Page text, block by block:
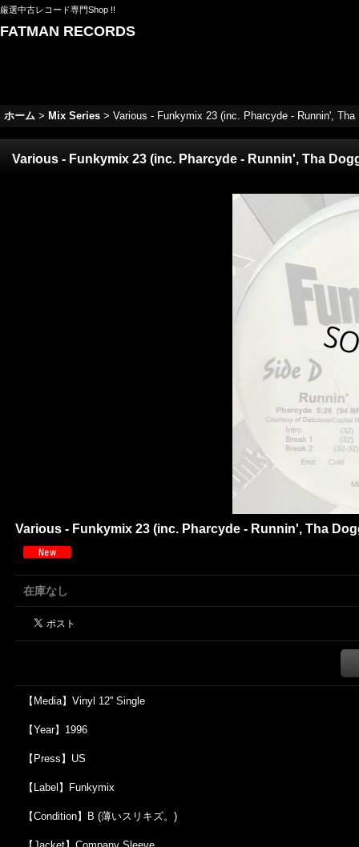
厳選中古レコード専門Shop !!
FATMAN RECORDS
ホーム > Mix Series > Various - Funkymix 23 (inc. Pharcyde - Runnin',
Various - Funkymix 23 (inc. Pharcyde - Runnin', Tha
Various - Funkymix 23 (inc. Pharcyde - Runnin', Tha
在庫なし
【Media】Vinyl 12'' Single
【Year】1996
【Press】US
【Label】Funkymix
【Condition】B (薄いスリキズ。)